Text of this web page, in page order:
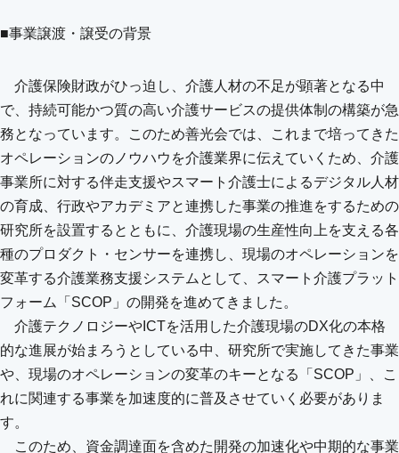
■事業譲渡・譲受の背景
介護保険財政がひっ迫し、介護人材の不足が顕著となる中
で、持続可能かつ質の高い介護サービスの提供体制の構築が急
務となっています。このため善光会では、これまで培ってきた
オペレーションのノウハウを介護業界に伝えていくため、介護
事業所に対する伴走支援やスマート介護士によるデジタル人材
の育成、行政やアカデミアと連携した事業の推進をするための
研究所を設置するとともに、介護現場の生産性向上を支える各
種のプロダクト・センサーを連携し、現場のオペレーションを
変革する介護業務支援システムとして、スマート介護プラット
フォーム「SCOP」の開発を進めてきました。
介護テクノロジーやICTを活用した介護現場のDX化の本格
的な進展が始まろうとしている中、研究所で実施してきた事業
や、現場のオペレーションの変革のキーとなる「SCOP」、こ
れに関連する事業を加速度的に普及させていく必要がありま
す。
このため、資金調達面を含めた開発の加速化や中期的な事業